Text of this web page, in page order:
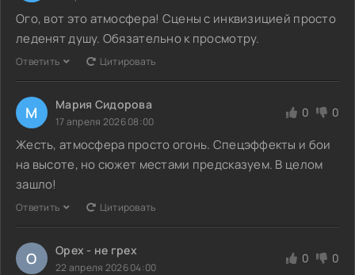
Ого, вот это атмосфера! Сцены с инквизицией просто
леденят душу. Обязательно к просмотру.
Ответить Цитировать
М Мария Сидорова
17 апреля 2026 08:00
0 0
Жесть, атмосфера просто огонь. Спецэффекты и бои
на высоте, но сюжет местами предсказуем. В целом
зашло!
Ответить Цитировать
О Орех - не грех
22 апреля 2026 04:00
0 0